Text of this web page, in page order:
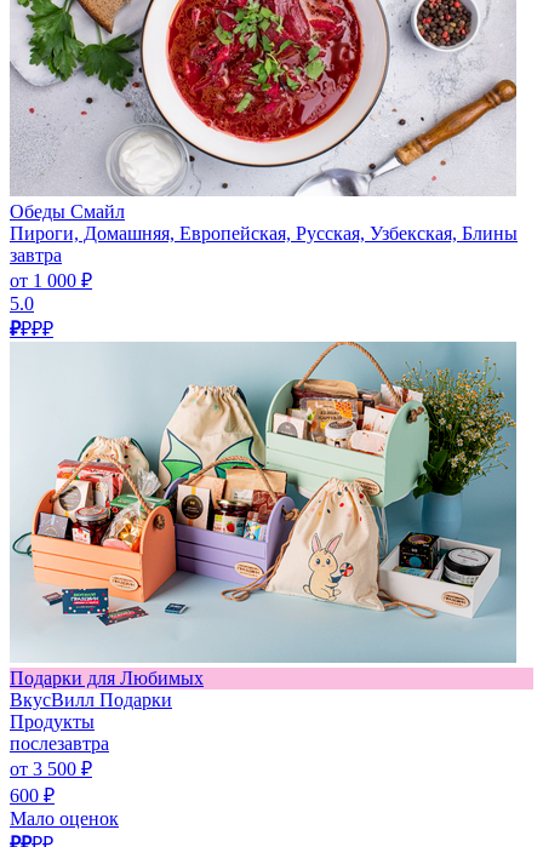
Обеды Смайл
Пироги, Домашняя, Европейская, Русская, Узбекская, Блины
завтра
от 1 000 ₽
5.0
₽₽₽₽
Подарки для Любимых
ВкусВилл Подарки
Продукты
послезавтра
от 3 500 ₽
600 ₽
Мало оценок